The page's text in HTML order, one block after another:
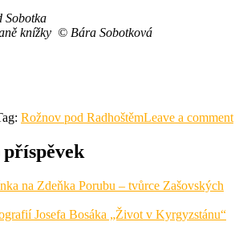
Sobotka
knížky © Bára Sobotková
Rožnov pod RadhoštěmLeave a comment
na Zdeňka Porubu – tvůrce Zašovských
Josefa Bosáka „Život v Kyrgyzstánu“